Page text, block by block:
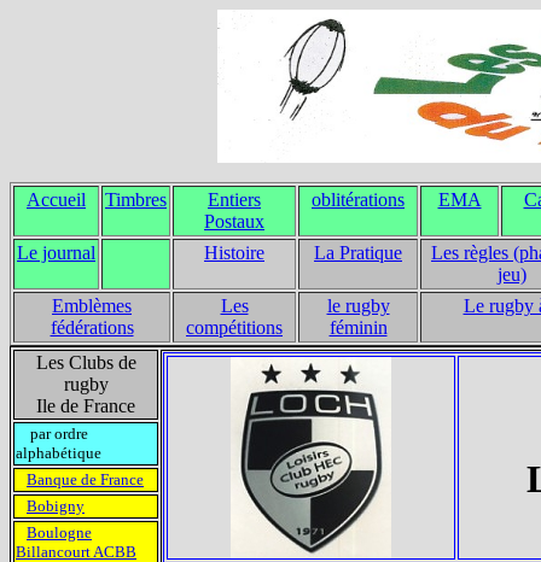
Accueil Timbres
Entiers
Postaux
oblitérations EMA
Le journal Histoire La Pratique
Les règles
jeu)
Emblèmes
fédérations
Les
compétitions
le rugby
féminin
Le rugby
Les Clubs de
rugby
Ile de France
par ordre
alphabétique
Banque de France
Bobigny
Boulogne
Billancourt ACBB